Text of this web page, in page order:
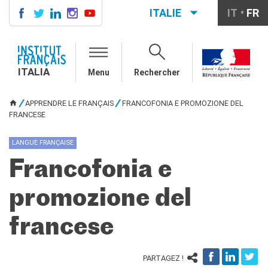
COURS DE FRANÇAIS
LE MONDE SCOLAIRE
Studenti
Formation professionnelle
SPECTACLE VIVANT ET
La festa della musica
ITALIE IT FR
ITALIA Menu Rechercher
VOUS ÊTES ICI
APPRENDRE LE FRANÇAIS
FRANCOFONIA E PROMOZIONE DEL
FRANCESE
LANGUE FRANÇAISE
Francofonia e
promozione del
francese
PARTAGEZ !